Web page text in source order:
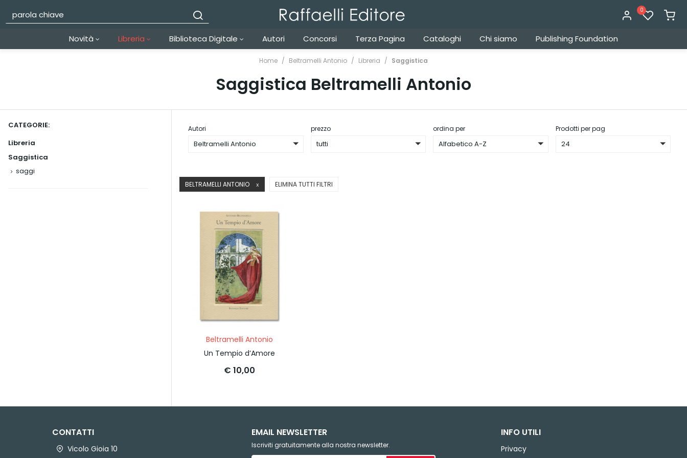
0
Novità Libreria Biblioteca Digitale Autori Concorsi Terza Pagina Cataloghi Chi siamo Publishing Foundation
Home Beltramelli Antonio Libreria Saggistica
Saggistica Beltramelli Antonio
CATEGORIE:
Libreria
Saggistica
saggi
Autori
Beltramelli Antonio
prezzo
tutti
ordina per
Alfabetico A-Z
Prodotti per pag
24
BELTRAMELLI ANTONIO X ELIMINA TUTTI FILTRI
Beltramelli Antonio
Un Tempio d’Amore
€ 10,00
CONTATTI
Vicolo Gioia 10
EMAIL NEWSLETTER
Iscriviti gratuitamente alla nostra newsletter.
INFO UTILI
Privacy